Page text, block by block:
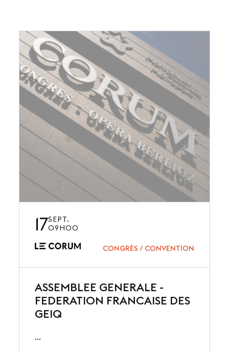
17SEPT.
09H00
CONGRÈS / CONVENTION
ASSEMBLEE GENERALE -
FEDERATION FRANCAISE DES
GEIQ
...